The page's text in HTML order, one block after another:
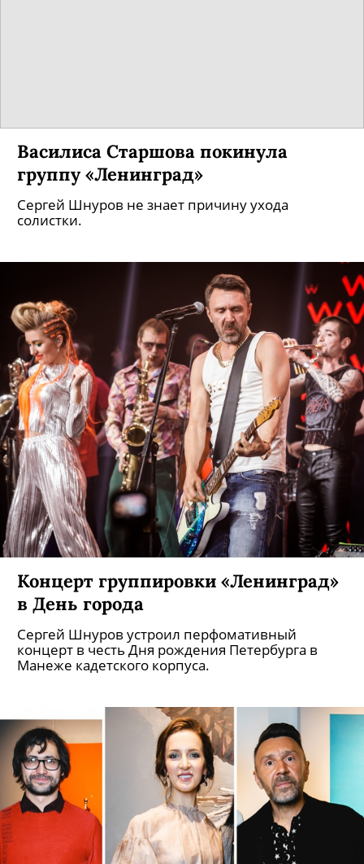
Василиса Старшова покинула
группу «Ленинград»
Сергей Шнуров не знает причину ухода
солистки.
Концерт группировки «Ленинград»
в День города
Сергей Шнуров устроил перфомативный
концерт в честь Дня рождения Петербурга в
Манеже кадетского корпуса.